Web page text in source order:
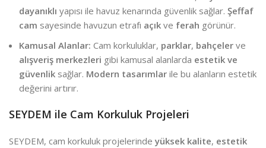
dayanıklı yapısı ile havuz kenarında güvenlik sağlar. Şeffaf
cam sayesinde havuzun etrafı açık ve ferah görünür.
Kamusal Alanlar: Cam korkuluklar, parklar, bahçeler ve
alışveriş merkezleri gibi kamusal alanlarda estetik ve
güvenlik sağlar. Modern tasarımlar ile bu alanların estetik
değerini artırır.
SEYDEM ile Cam Korkuluk Projeleri
SEYDEM, cam korkuluk projelerinde yüksek kalite, estetik